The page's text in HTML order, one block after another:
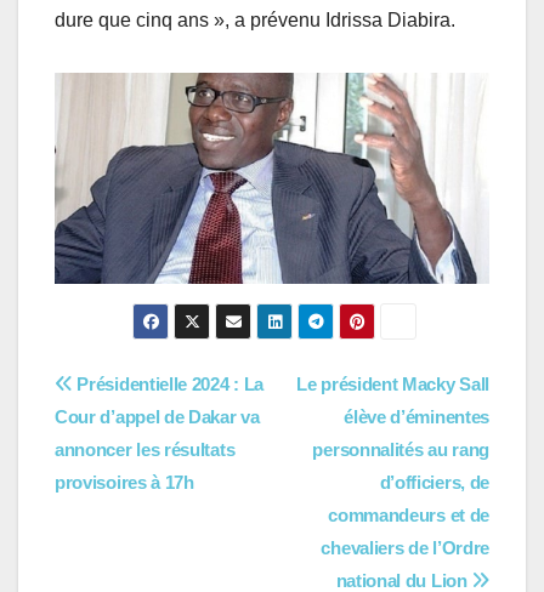
dure que cinq ans », a prévenu Idrissa Diabira.
Navigation
de
l’article
Le président Macky Sall
élève d’éminentes
personnalités au rang
d’officiers, de
commandeurs et de
chevaliers de l’Ordre
national du Lion
Présidentielle 2024 : La
Cour d’appel de Dakar va
annoncer les résultats
provisoires à 17h